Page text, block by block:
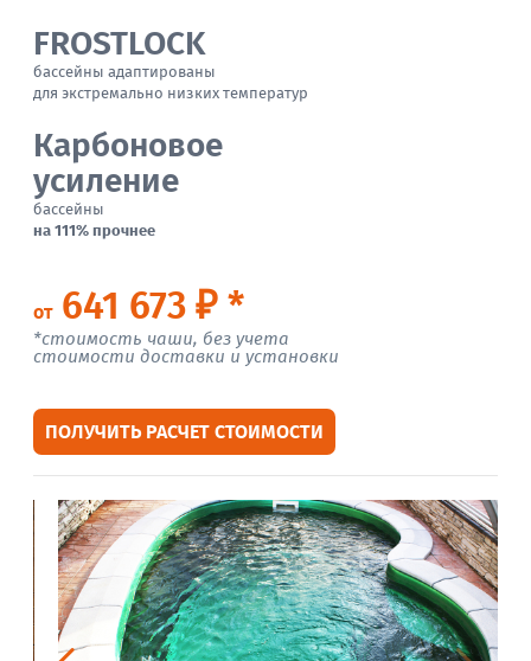
FROSTLOCK
бассейны адаптированы
для экстремально низких температур
Карбоновое
усиление
бассейны
на 111% прочнее
от641 673 ₽ *
*стоимость чаши, без учета
стоимости доставки и установки
ПОЛУЧИТЬ РАСЧЕТ СТОИМОСТИ